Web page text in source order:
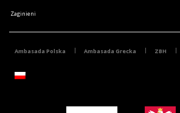
Zaginieni
Ambasada Polska Ambasada Grecka ZBH